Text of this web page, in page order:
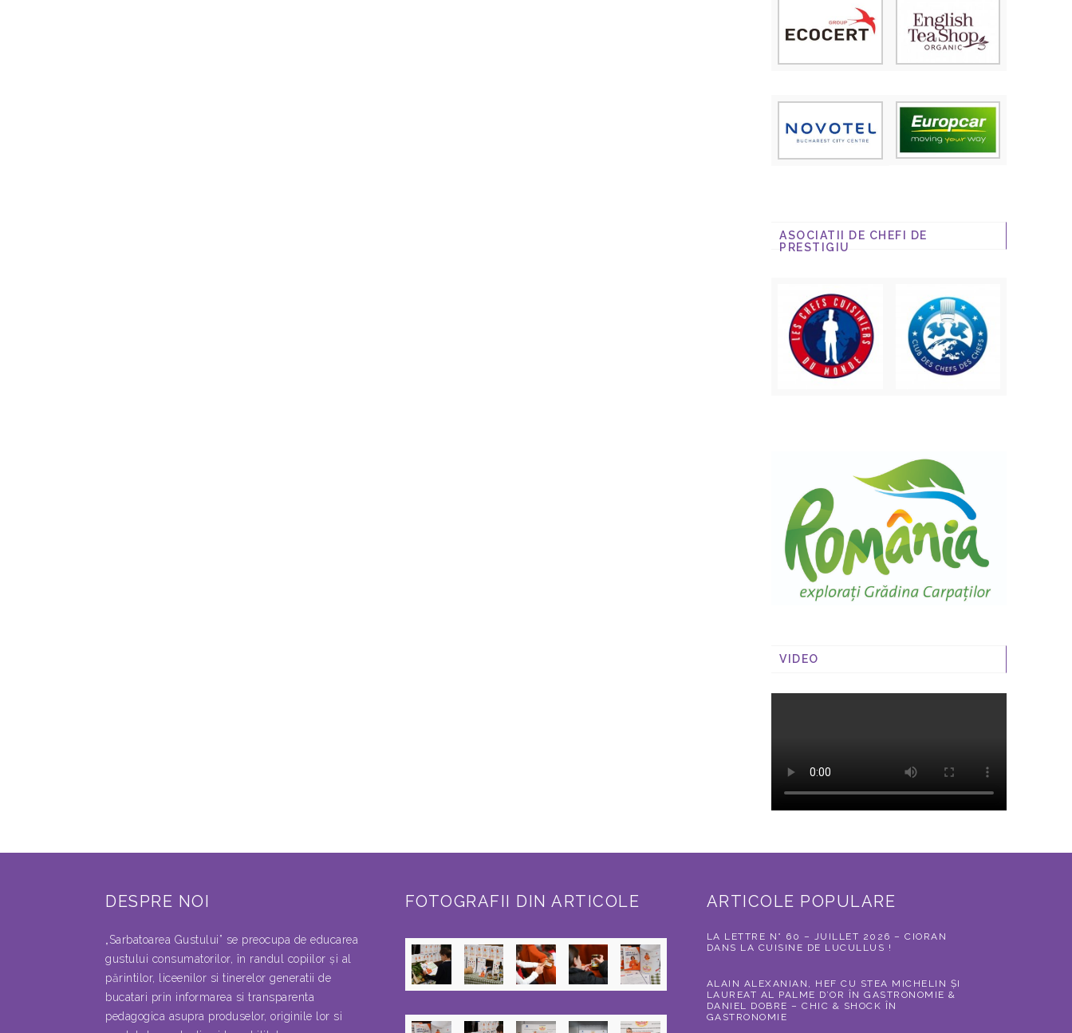
ASOCIATII DE CHEFI DE
PRESTIGIU
VIDEO
DESPRE NOI
„Sarbatoarea Gustului” se preocupa de educarea
gustului consumatorilor, în randul copiilor şi al
părintilor, liceenilor si tinerelor generatii de
bucatari prin informarea si transparenta
pedagogica asupra produselor, originile lor si
FOTOGRAFII DIN ARTICOLE ARTICOLE POPULARE
LA LETTRE N° 60 – JUILLET 2026 – CIORAN
DANS LA CUISINE DE LUCULLUS !
ALAIN ALEXANIAN, HEF CU STEA MICHELIN ȘI
LAUREAT AL PALME D’OR ÎN GASTRONOMIE &
DANIEL DOBRE – CHIC & SHOCK ÎN
GASTRONOMIE